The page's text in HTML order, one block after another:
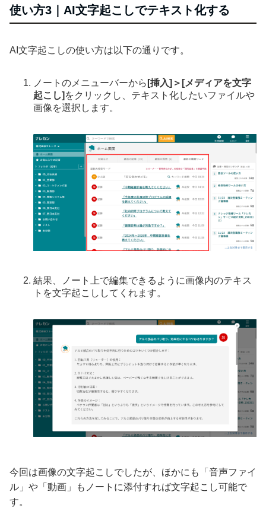
使い方3｜AI文字起こしでテキスト化する
AI文字起こしの使い方は以下の通りです。
ノートのメニューバーから [挿入]＞[メディアを文字
起こし] をクリックし、テキスト化したいファイルや
画像を選択します。
結果、ノート上で編集できるように画像内のテキス
トを文字起こししてくれます。
今回は画像の文字起こしでしたが、ほかにも「音声ファイ
ル」や「動画」もノートに添付すれば文字起こし可能で
す。